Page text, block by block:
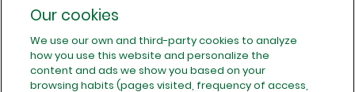
SÍGUENOS EN REDES
Our cookies
We use our own and third-party cookies to analyze
how you use this website and personalize the
content and ads we show you based on your
browsing habits (pages visited, frequency of access,